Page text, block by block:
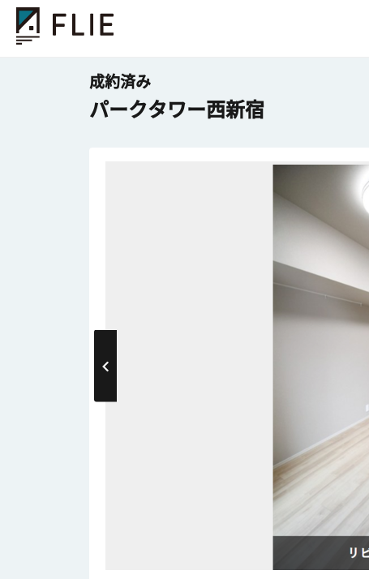
成約済み
パークタワー西新宿